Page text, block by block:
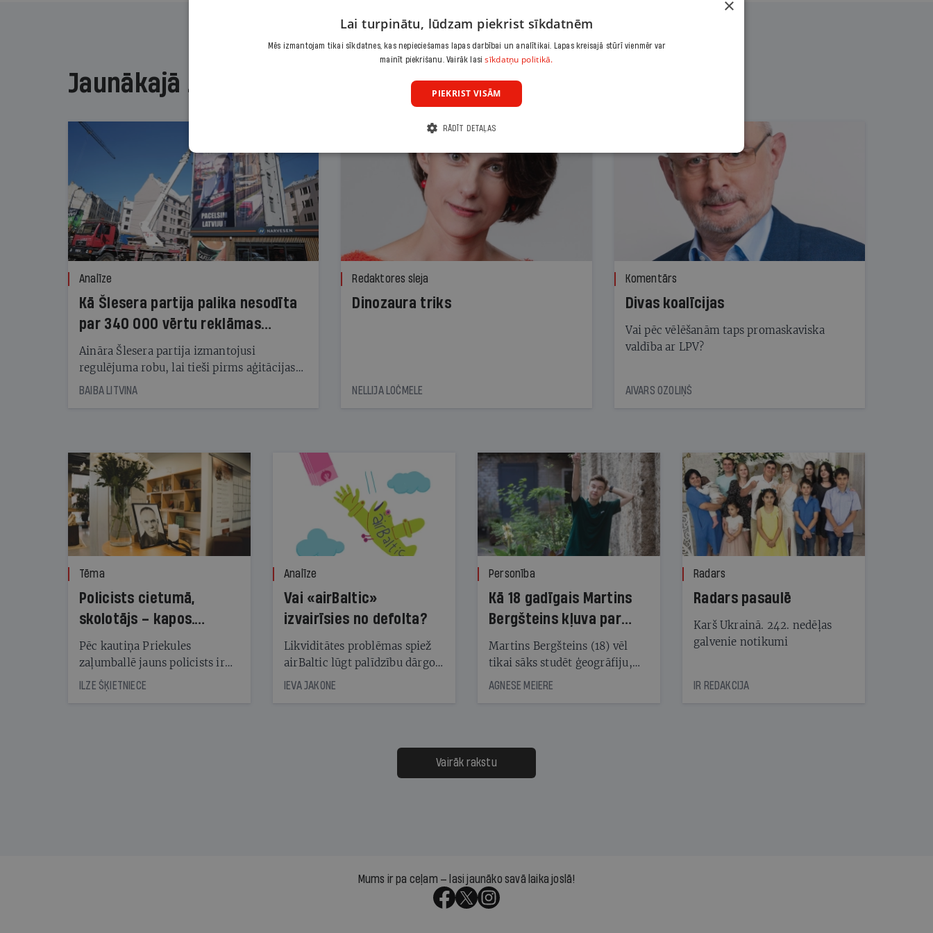
Jaunākajā žurnālā
Analīze
Kā Šlesera partija palika nesodīta
par 340 000 vērtu reklāmas
kampaņu
Aināra Šlesera partija izmantojusi
regulējuma robu, lai tieši pirms aģitācijas
starta izreklamētos par summu, kas
BAIBA LITVINA
Redaktores sleja
Dinozaura triks
NELLIJA LOČMELE
Komentārs
Divas koalīcijas
Vai pēc vēlēšanām taps promaskaviska
valdība ar LPV?
AIVARS OZOLIŅŠ
Tēma
Policists cietumā,
skolotājs – kapos.
Reibuma cena Priekulē
Pēc kautiņa Priekules
zaļumballē jauns policists ir
nonācis cietumā, bet
cienījams pedagogs — kapos.
ILZE ŠĶIETNIECE
Analīze
Vai «airBaltic»
izvairīsies no defolta?
Likviditātes problēmas spiež
airBaltic lūgt palīdzību dārgo
obligāciju turētājiem, taču
samaksāt augstos procentus,
kas jāpārskaita jau trīs dienas
pirms nākamās sapulces
IEVA JAKONE
Personība
Kā 18 gadīgais Martins
Bergšteins kļuva par
laika ziņu seju?
Martins Bergšteins (18) vēl
tikai sāks studēt ģeogrāfiju,
bet viņa sacītajam jau uzticas
uzcītīga darba, mammas
atbalsts un drosme turpināt
meteovērojumus arī tad, kad
AGNESE MEIERE
Radars
Radars pasaulē
Karš Ukrainā. 242. nedēļas
galvenie notikumi
IR REDAKCIJA
Vairāk rakstu
Mums ir pa ceļam — lasi jaunāko savā laika joslā!
×
Lai turpinātu, lūdzam piekrist sīkdatnēm
Mēs izmantojam tikai sīkdatnes, kas nepieciešamas lapas darbībai un analītikai. Lapas kreisajā stūrī vienmēr var
mainīt piekrišanu. Vairāk lasisīkdatņu politikā.
PIEKRIST VISĀM
RĀDĪT DETAĻAS